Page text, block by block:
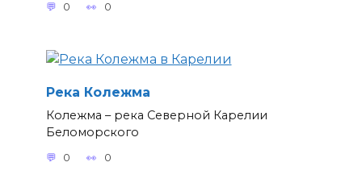
0 0
Река Колежма
Колежма – река Северной Карелии
Беломорского
0 0